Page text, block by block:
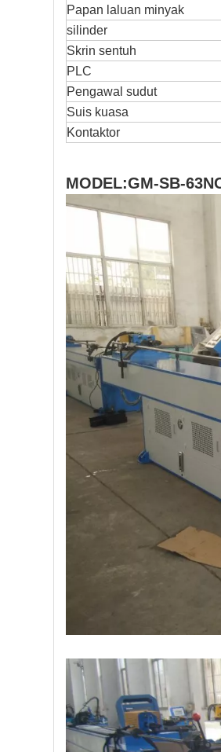
Papan laluan minyak
silinder
Skrin sentuh
PLC
Pengawal sudut
Suis kuasa
Kontaktor
MODEL:GM-SB-